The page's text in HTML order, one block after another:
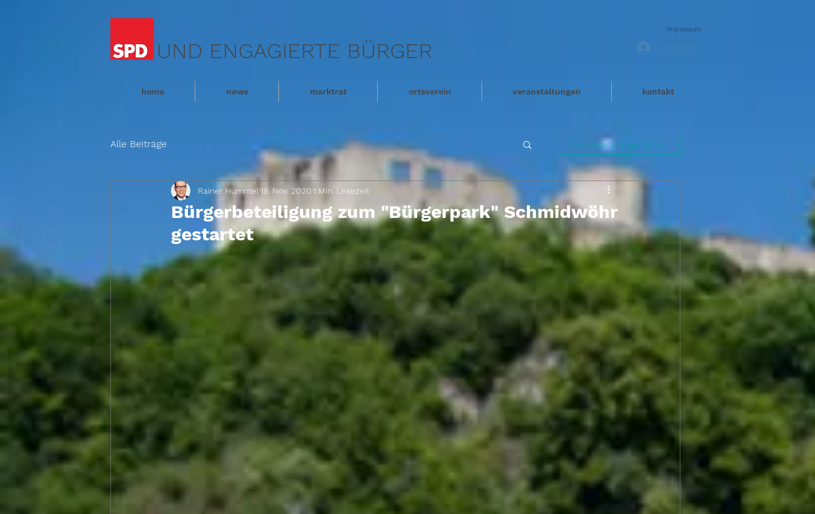
UND ENGAGIERTE BÜRGER
Impressum
home news marktrat ortsverein veranstaltungen kontakt
Alle Beiträge Anmelden/ Registrieren
Bürgerbeteiligung zum "Bürgerpark" Schmidwöhr
gestartet
Rainer Hummel 18. Nov. 2020 1 Min. Lesezeit